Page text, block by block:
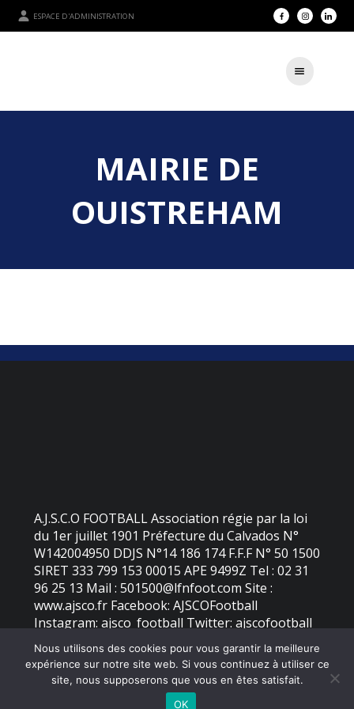
ESPACE D'ADMINISTRATION
MAIRIE DE
OUISTREHAM
A.J.S.C.O FOOTBALL Association régie par la loi
du 1er juillet 1901 Préfecture du Calvados N°
W142004950 DDJS N°14 186 174 F.F.F N° 50 1500
SIRET 333 799 153 00015 APE 9499Z Tel : 02 31
96 25 13 Mail : 501500@lfnfoot.com Site :
www.ajsco.fr Facebook: AJSCOFootball
Instagram: ajsco_football Twitter: ajscofootball
2026 - AJS Colleville Ouistreham | Site internet réalisé par
Nous utilisons des cookies pour vous garantir la meilleure
expérience sur notre site web. Si vous continuez à utiliser ce
site, nous supposerons que vous en êtes satisfait.
OK